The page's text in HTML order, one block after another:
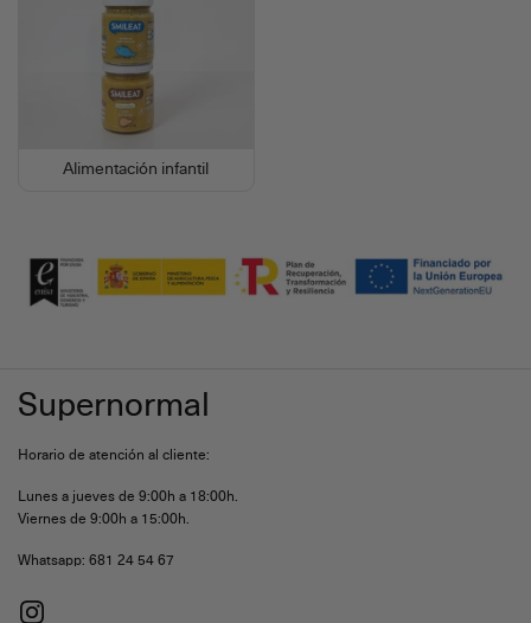
Alimentación infantil
Supernormal
Horario de atención al cliente:
Lunes a jueves de 9:00h a 18:00h.
Viernes de 9:00h a 15:00h.
Whatsapp: 681 24 54 67